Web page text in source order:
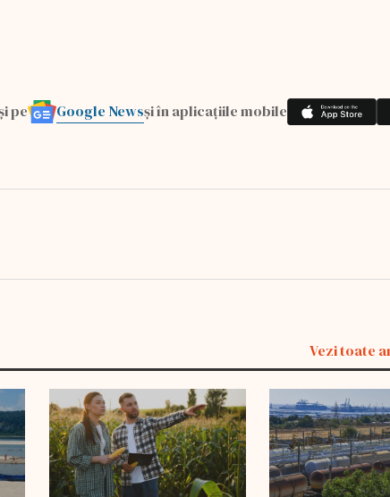
pe Google Newsși în aplicațiile mobile
Vezi toate